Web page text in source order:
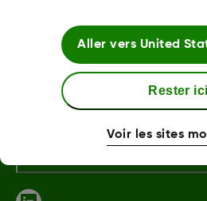
Termes et politiques
Plus d'informations
Aller vers United
Rester ici
Voir les sites